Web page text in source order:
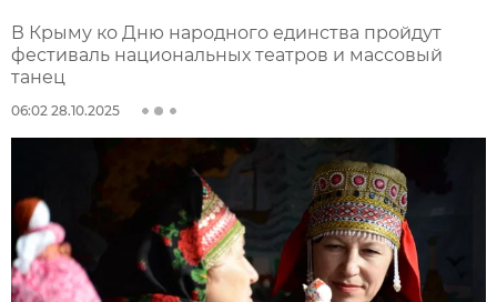
В Крыму ко Дню народного единства пройдут
фестиваль национальных театров и массовый
танец
06:02 28.10.2025